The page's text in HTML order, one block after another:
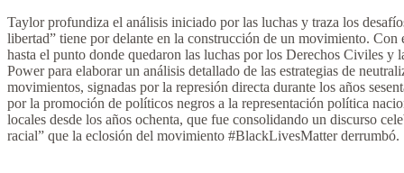
Taylor profundiza el análisis iniciado por las luchas y traza los
libertad” tiene por delante en la construcción de un movimiento. Con
hasta el punto donde quedaron las luchas por los Derechos Civiles y
Power para elaborar un análisis detallado de las estrategias de
movimientos, signadas por la represión directa durante los años
por la promoción de políticos negros a la representación política
locales desde los años ochenta, que fue consolidando un discurso
racial” que la eclosión del movimiento #BlackLivesMatter derrumbó.